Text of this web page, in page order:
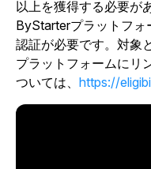
以上を獲得する必要が
ByStarterプラットフォ
認証が必要です。 対象
プラットフォームにリ
ついては、 https://